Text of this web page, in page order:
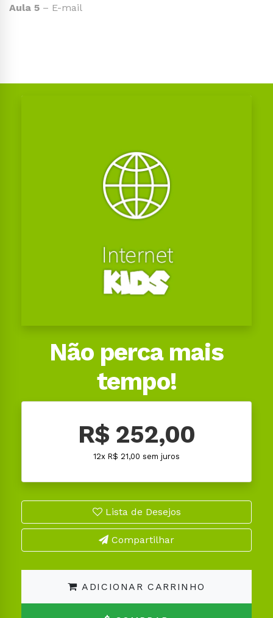
Aula 5 – E-mail
Não perca mais
tempo!
R$ 252,00
12x R$ 21,00 sem juros
Lista de Desejos
Compartilhar
ADICIONAR CARRINHO